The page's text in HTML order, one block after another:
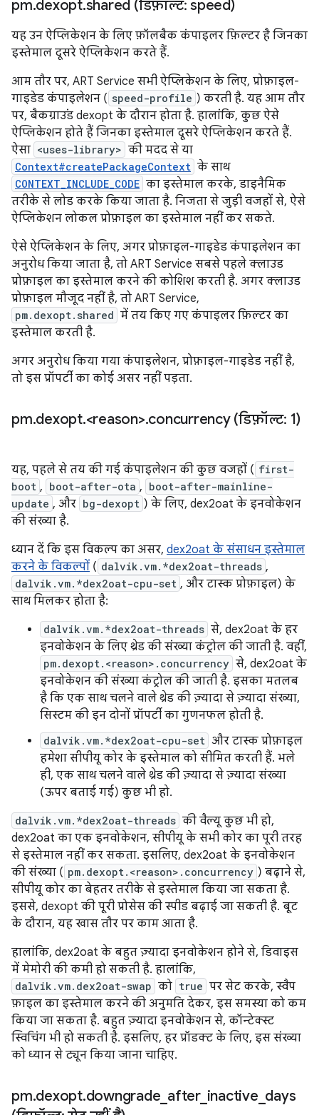
pm.dexopt.shared (डिफ़ॉल्ट: speed)
यह उन ऐप्लिकेशन के लिए फ़ॉलबैक कंपाइलर फ़िल्टर है जिनका
इस्तेमाल दूसरे ऐप्लिकेशन करते हैं.
आम तौर पर, ART Service सभी ऐप्लिकेशन के लिए, प्रोफ़ाइल-
गाइडेड कंपाइलेशन ( speed-profile ) करती है. यह आम तौर
पर, बैकग्राउंड dexopt के दौरान होता है. हालांकि, कुछ ऐसे
ऐप्लिकेशन होते हैं जिनका इस्तेमाल दूसरे ऐप्लिकेशन करते हैं.
ऐसा <uses-library> की मदद से या
Context#createPackageContext के साथ
CONTEXT_INCLUDE_CODE का इस्तेमाल करके, डाइनैमिक
तरीके से लोड करके किया जाता है. निजता से जुड़ी वजहों से, ऐसे
ऐप्लिकेशन लोकल प्रोफ़ाइल का इस्तेमाल नहीं कर सकते.
ऐसे ऐप्लिकेशन के लिए, अगर प्रोफ़ाइल-गाइडेड कंपाइलेशन का
अनुरोध किया जाता है, तो ART Service सबसे पहले क्लाउड
प्रोफ़ाइल का इस्तेमाल करने की कोशिश करती है. अगर क्लाउड
प्रोफ़ाइल मौजूद नहीं है, तो ART Service,
pm.dexopt.shared में तय किए गए कंपाइलर फ़िल्टर का
इस्तेमाल करती है.
अगर अनुरोध किया गया कंपाइलेशन, प्रोफ़ाइल-गाइडेड नहीं है,
तो इस प्रॉपर्टी का कोई असर नहीं पड़ता.
pm.dexopt.<reason>.concurrency (डिफ़ॉल्ट: 1)
यह, पहले से तय की गई कंपाइलेशन की कुछ वजहों ( first-
boot , boot-after-ota , boot-after-mainline-
update , और bg-dexopt ) के लिए, dex2oat के इनवोकेशन
की संख्या है.
ध्यान दें कि इस विकल्प का असर, dex2oat के संसाधन इस्तेमाल
करने के विकल्पों ( dalvik.vm.*dex2oat-threads ,
dalvik.vm.*dex2oat-cpu-set , और टास्क प्रोफ़ाइल) के
साथ मिलकर होता है:
dalvik.vm.*dex2oat-threads से, dex2oat के हर
इनवोकेशन के लिए थ्रेड की संख्या कंट्रोल की जाती है. वहीं,
pm.dexopt.<reason>.concurrency से, dex2oat के
इनवोकेशन की संख्या कंट्रोल की जाती है. इसका मतलब
है कि एक साथ चलने वाले थ्रेड की ज़्यादा से ज़्यादा संख्या,
सिस्टम की इन दोनों प्रॉपर्टी का गुणनफल होती है.
dalvik.vm.*dex2oat-cpu-set और टास्क प्रोफ़ाइल
हमेशा सीपीयू कोर के इस्तेमाल को सीमित करती हैं. भले
ही, एक साथ चलने वाले थ्रेड की ज़्यादा से ज़्यादा संख्या
(ऊपर बताई गई) कुछ भी हो.
dalvik.vm.*dex2oat-threads की वैल्यू कुछ भी हो,
dex2oat का एक इनवोकेशन, सीपीयू के सभी कोर का पूरी तरह
से इस्तेमाल नहीं कर सकता. इसलिए, dex2oat के इनवोकेशन
की संख्या ( pm.dexopt.<reason>.concurrency ) बढ़ाने से,
सीपीयू कोर का बेहतर तरीके से इस्तेमाल किया जा सकता है.
इससे, dexopt की पूरी प्रोसेस की स्पीड बढ़ाई जा सकती है. बूट
के दौरान, यह खास तौर पर काम आता है.
हालांकि, dex2oat के बहुत ज़्यादा इनवोकेशन होने से, डिवाइस
में मेमोरी की कमी हो सकती है. हालांकि,
dalvik.vm.dex2oat-swap को true पर सेट करके, स्वैप
फ़ाइल का इस्तेमाल करने की अनुमति देकर, इस समस्या को कम
किया जा सकता है. बहुत ज़्यादा इनवोकेशन से, कॉन्टेक्स्ट
स्विचिंग भी हो सकती है. इसलिए, हर प्रॉडक्ट के लिए, इस संख्या
को ध्यान से ट्यून किया जाना चाहिए.
pm.dexopt.downgrade after_ inactive days